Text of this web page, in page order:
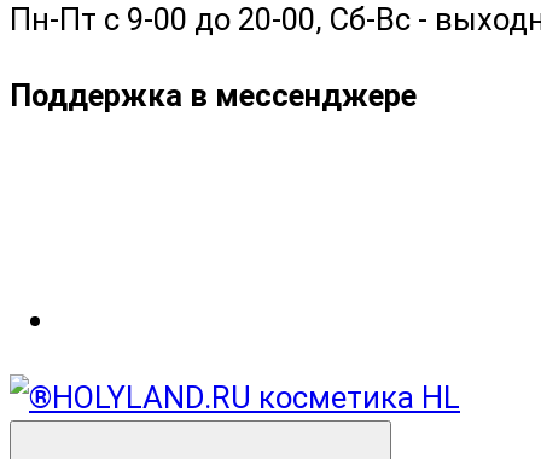
Пн-Пт с 9-00 до 20-00, Сб-Вс -
Поддержка в мессенджере